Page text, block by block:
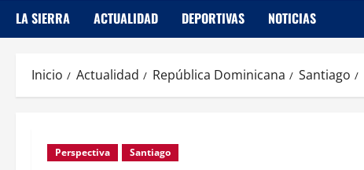
LA SIERRA ACTUALIDAD DEPORTIVAS NOTICIAS
Inicio Actualidad República Dominicana Santiago
Perspectiva Santiago